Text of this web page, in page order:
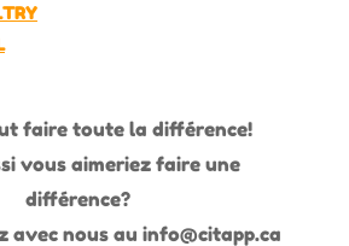
faire toute la différence!
vous aimeriez faire une
différence?
avec nous au info@citapp.ca